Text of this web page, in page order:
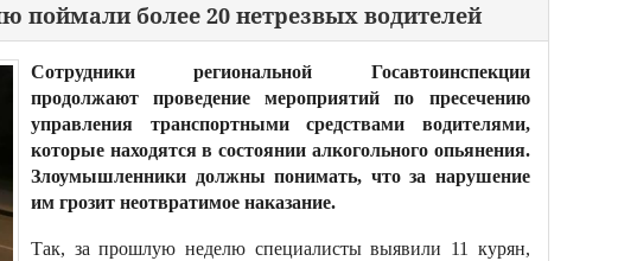
поймали более 20 нетрезвых водителей
Сотрудники региональной Госавтоинспекции
продолжают проведение мероприятий по пресечению
управления транспортными средствами водителями,
которые находятся в состоянии алкогольного опьянения.
Злоумышленники должны понимать, что за нарушение
им грозит неотвратимое наказание.
Так, за прошлую неделю специалисты выявили 11 курян,